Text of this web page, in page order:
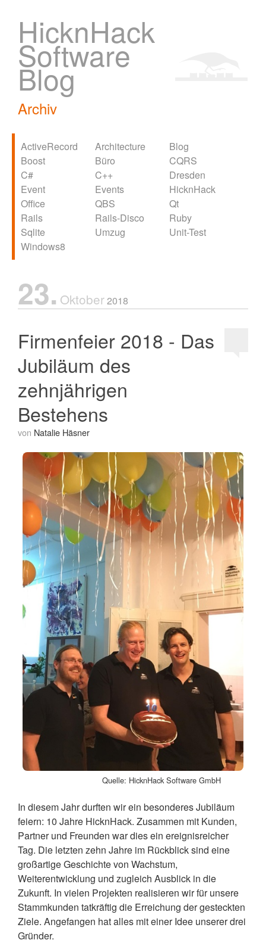
HicknHack
Software
Blog
Archiv
ActiveRecord Architecture
Blog
Boost
Büro
CQRS
C#
C++
Dresden
Event
Events
HicknHack
Office
QBS
Qt
Rails
Rails-Disco
Ruby
Sqlite
Umzug
Unit-Test
Windows8
23. Oktober2018
Firmenfeier 2018 - Das
Jubiläum des
zehnjährigen
Bestehens
von Natalie Häsner
Quelle: HicknHack Software GmbH
In diesem Jahr durften wir ein besonderes Jubiläum
feiern: 10 Jahre HicknHack. Zusammen mit Kunden,
Partner und Freunden war dies ein ereignisreicher
Tag. Die letzten zehn Jahre im Rückblick sind eine
großartige Geschichte von Wachstum,
Weiterentwicklung und zugleich Ausblick in die
Zukunft. In vielen Projekten realisieren wir für unsere
Stammkunden tatkräftig die Erreichung der gesteckten
Ziele. Angefangen hat alles mit einer Idee unserer drei
Gründer.